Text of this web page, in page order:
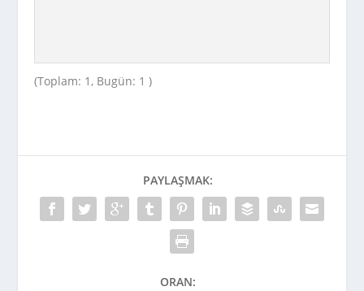
(Toplam: 1, Bugün: 1 )
PAYLAŞMAK:
ORAN: